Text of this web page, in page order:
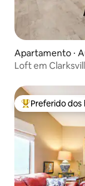
Apartamento ⋅
Loft em
Entre os
Preferido dos